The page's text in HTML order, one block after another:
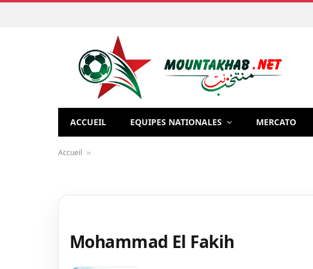
ACCUEIL EQUIPES NATIONALES MERCATO
Accueil »
Mohammad El Fakih